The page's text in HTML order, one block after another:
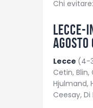
Chi evitare:
Lecce-
agosto
Lecce (4-
Cetin, Blin,
Hjulmand,
Ceesay, Di